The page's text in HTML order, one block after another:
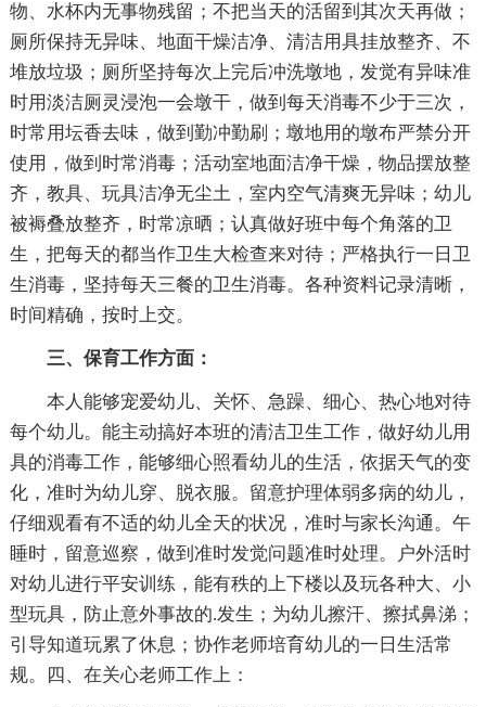
物、水杯内无事物残留；不把当天的活留到其次天再做；
厕所保持无异味、地面干燥洁净、清洁用具挂放整齐、不
堆放垃圾；厕所坚持每次上完后冲洗墩地，发觉有异味准
时用淡洁厕灵浸泡一会墩干，做到每天消毒不少于三次，
时常用坛香去味，做到勤冲勤刷；墩地用的墩布严禁分开
使用，做到时常消毒；活动室地面洁净干燥，物品摆放整
齐，教具、玩具洁净无尘土，室内空气清爽无异味；幼儿
被褥叠放整齐，时常凉晒；认真做好班中每个角落的卫
生，把每天的都当作卫生大检查来对待；严格执行一日卫
生消毒，坚持每天三餐的卫生消毒。各种资料记录清晰，
时间精确，按时上交。
三、保育工作方面：
本人能够宠爱幼儿、关怀、急躁、细心、热心地对待
每个幼儿。能主动搞好本班的清洁卫生工作，做好幼儿用
具的消毒工作，能够细心照看幼儿的生活，依据天气的变
化，准时为幼儿穿、脱衣服。留意护理体弱多病的幼儿，
仔细观看有不适的幼儿全天的状况，准时与家长沟通。午
睡时，留意巡察，做到准时发觉问题准时处理。户外活时
对幼儿进行平安训练，能有秩的上下楼以及玩各种大、小
型玩具，防止意外事故的.发生；为幼儿擦汗、擦拭鼻涕；
引导知道玩累了休息；协作老师培育幼儿的一日生活常
规。四、在关心老师工作上：